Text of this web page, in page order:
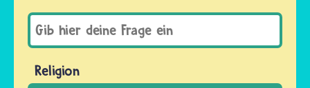
Religion